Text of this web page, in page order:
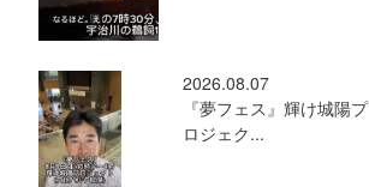
2026.08.07
『夢フェス』輝け城陽プ
ロジェク...